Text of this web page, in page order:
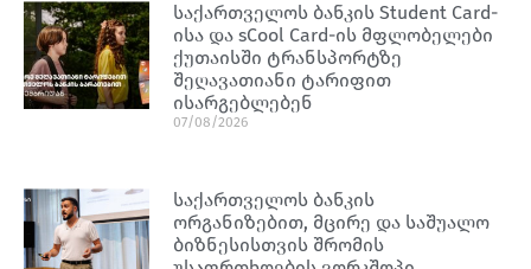
საქართველოს ბანკის Student Card-
ისა და sCool Card-ის მფლობელები
ქუთაისში ტრანსპორტზე
შეღავათიანი ტარიფით
ისარგებლებენ
07/08/2026
საქართველოს ბანკის
ორგანიზებით, მცირე და საშუალო
ბიზნესისთვის შრომის